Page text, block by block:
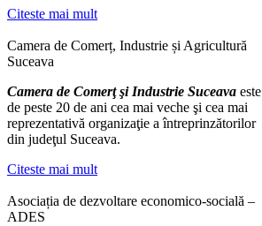
Citeste mai mult
Camera de Comerț, Industrie și Agricultură
Suceava
Camera de Comerţ şi Industrie Suceava este
de peste 20 de ani cea mai veche şi cea mai
reprezentativă organizaţie a întreprinzătorilor
din judeţul Suceava.
Citeste mai mult
Asociația de dezvoltare economico-socială –
ADES